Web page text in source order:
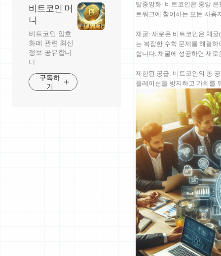
비트코인 머
니
비트코인 암호
화폐 관련 최신
정보 공유합니
다
구독하
기
탈중앙화: 비트코인은 중앙
트워크에 참여하는 모든 사용
채굴: 새로운 비트코인은 채
는 복잡한 수학 문제를 해결
합니다. 채굴에 성공하면 새
제한된 공급: 비트코인의 총
플레이션을 방지하고 가치를